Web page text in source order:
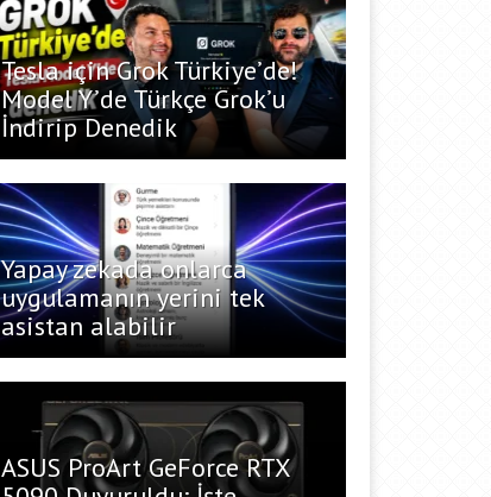
Tesla için Grok Türkiye’de!
Model Y’de Türkçe Grok’u
İndirip Denedik
Yapay zekada onlarca
uygulamanın yerini tek
asistan alabilir
ASUS ProArt GeForce RTX